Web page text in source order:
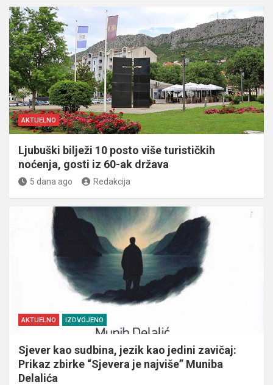
AKTUELNO
Ljubuški bilježi 10 posto više turističkih
noćenja, gosti iz 60-ak država
5 dana ago Redakcija
AKTUELNO IZDVOJENO
Sjever kao sudbina, jezik kao jedini zavičaj:
Prikaz zbirke “Sjevera je najviše” Muniba
Delalića